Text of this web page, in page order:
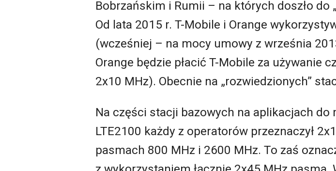
Bobrzańskim i Rumii – na których doszło
Od lata 2015 r. T-Mobile i Orange
(wcześniej – na mocy umowy z września
Orange będzie płacić T-Mobile za używanie
2x10 MHz). Obecnie na „rozwiedzionych”
Na części stacji bazowych na aplikacjach
LTE2100 każdy z operatorów przeznaczył
pasmach 800 MHz i 2600 MHz. To zaś